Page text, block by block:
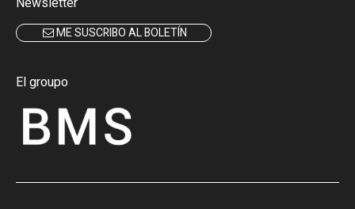
ME SUSCRIBO AL BOLETÍN
El groupo